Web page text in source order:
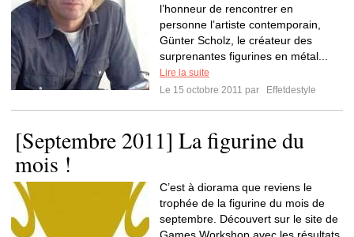
l’honneur de rencontrer en
personne l’artiste contemporain,
Günter Scholz, le créateur des
surprenantes figurines en métal...
Lire la suite
Le 15 octobre 2011 par
Effetdestyle
[Septembre 2011] La figurine du
mois !
C’est à diorama que reviens le
trophée de la figurine du mois de
septembre. Découvert sur le site de